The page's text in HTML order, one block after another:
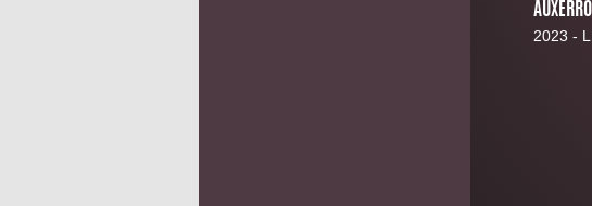
2023 -